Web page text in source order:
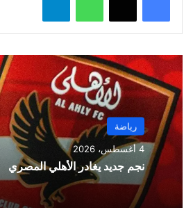
رياضة
4 أغسطس، 2026
نجم جديد يغادر الأهلي المصري